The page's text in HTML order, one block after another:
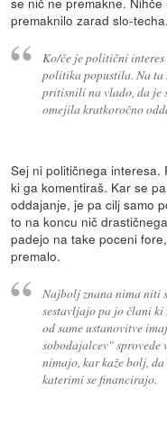
premaknilo zarad slo-
Ko/če je politični interes
politika popustila. Na ta
pritisnili na vlado, da je
omejila kratkoročno
Sej ni političnega interesa.
ki ga komentiraš. Kar se
oddajanje, je pa cilj samo
to na koncu nič
padejo na take poceni
premalo.
Najbolj znana nima niti
sestavljajo pa jo člani ki
od same ustanovitve
sobodajalcev" sprovede
nimajo, kar kaže bolj,
katerimi se financirajo.